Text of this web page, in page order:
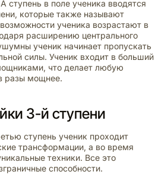
в поле ученика вводятся
которые также называют
ученика возрастают в
расширению центрального
ученик начинает пропускать
силы. Ученик входит в больший
что делает любую
разы мощнее.
3-й ступени
ступень ученик проходит
трансформации, а во время
техники. Все это
способности.